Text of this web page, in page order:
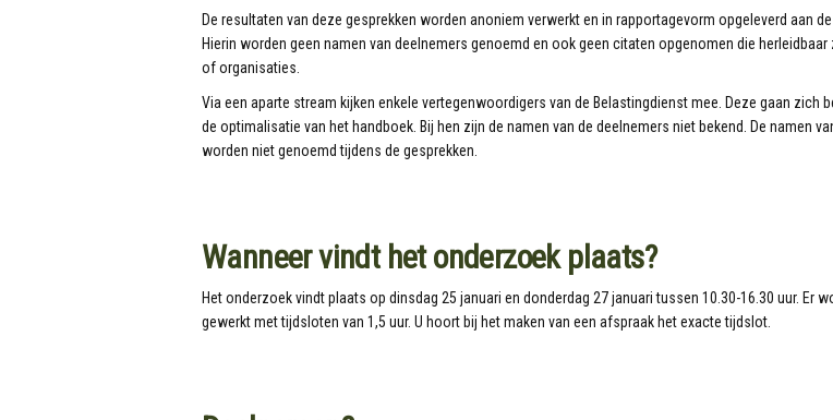
De resultaten van deze gesprekken worden anoniem verwerkt en in rapportagevorm opgeleverd aan
Hierin worden geen namen van deelnemers genoemd en ook geen citaten opgenomen die
of organisaties.
Via een aparte stream kijken enkele vertegenwoordigers van de Belastingdienst mee. Deze gaan zich
de optimalisatie van het handboek. Bij hen zijn de namen van de deelnemers niet bekend. De namen
worden niet genoemd tijdens de gesprekken.
Wanneer vindt het onderzoek plaats?
Het onderzoek vindt plaats op dinsdag 25 januari en donderdag 27 januari tussen 10.30-16.30 uur. Er
gewerkt met tijdsloten van 1,5 uur. U hoort bij het maken van een afspraak het exacte tijdslot.